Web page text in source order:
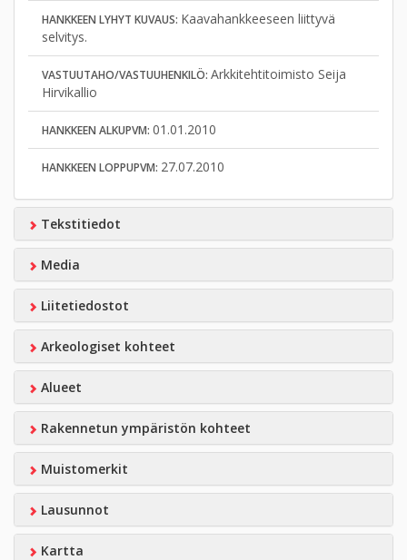
HANKKEEN LYHYT KUVAUS: Kaavahankkeeseen liittyvä
selvitys.
VASTUUTAHO/VASTUUHENKILÖ: Arkkitehtitoimisto Seija
Hirvikallio
HANKKEEN ALKUPVM: 01.01.2010
HANKKEEN LOPPUPVM: 27.07.2010
Tekstitiedot
Media
Liitetiedostot
Arkeologiset kohteet
Alueet
Rakennetun ympäristön kohteet
Muistomerkit
Lausunnot
Kartta